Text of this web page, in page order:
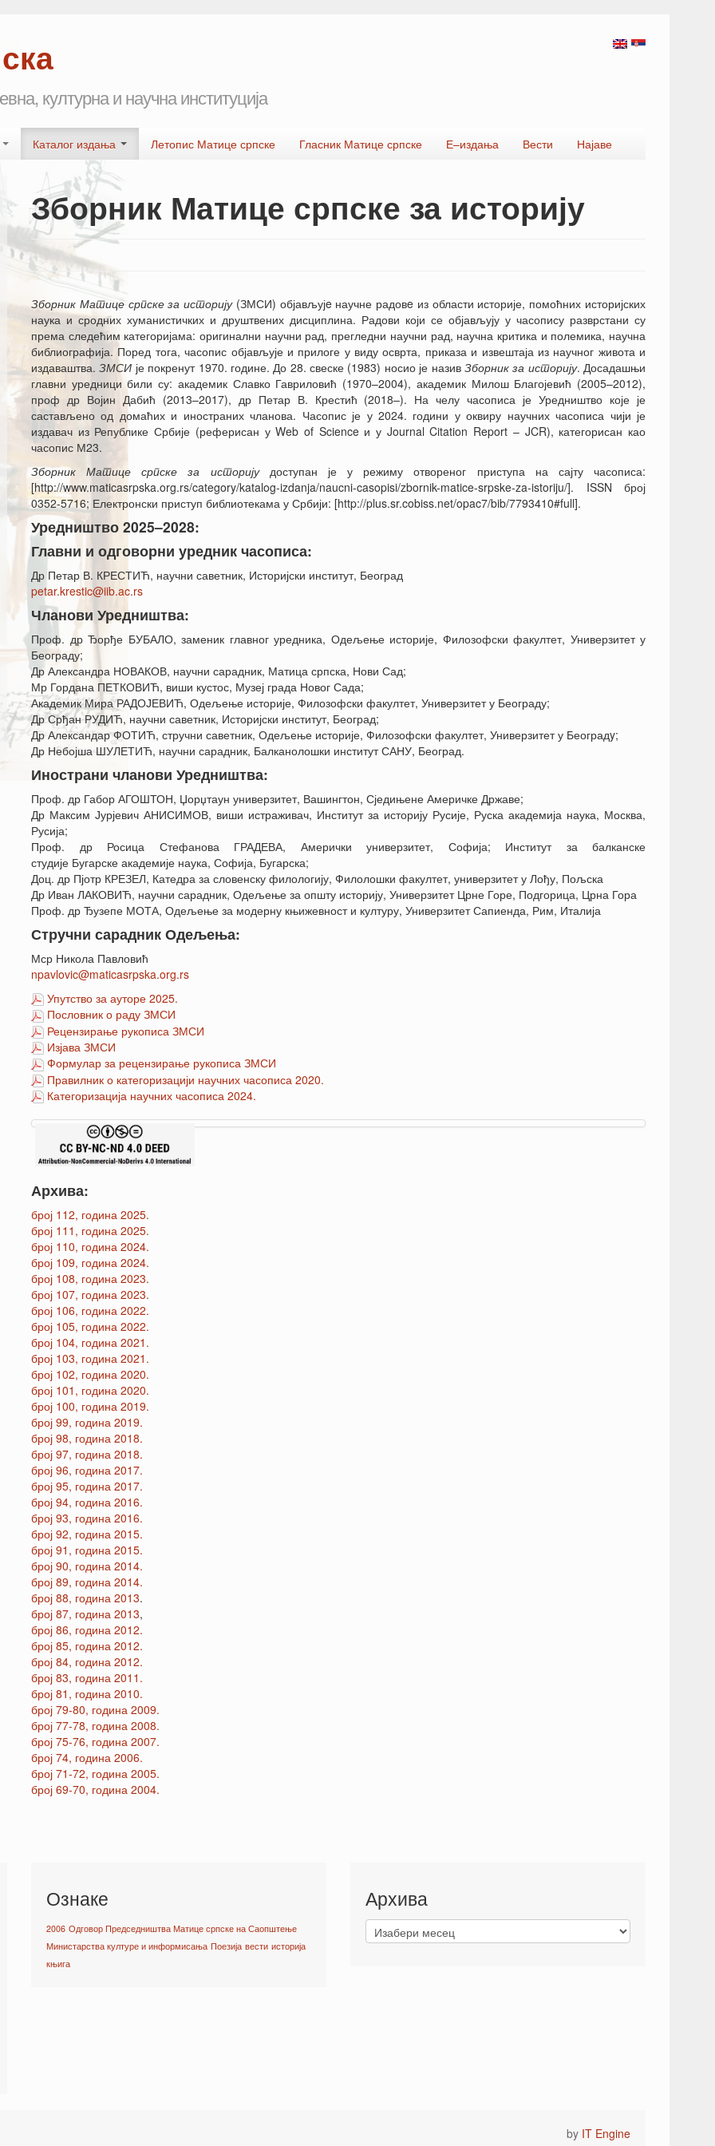
културна и научна институција
Каталог издања Летопис Матице српске Гласник Матице српске Е–издања Вести Најаве
Зборник Матице српске за историју
Зборник Матице српске за историју(ЗМСИ) објављујe научне радовe из области историје, помоћних историјских
наука и сродних хуманистичких и друштвених дисциплина. Радови који се објављују у часопису разврстани су
према следећим категоријама: оригинални научни рад, прегледни научни рад, научна критика и полемика, научна
библиографија. Поред тога, часопис објављује и прилоге у виду осврта, приказа и извештаја из научног живота и
издаваштва.ЗМСИ је покренут 1970. године. До 28. свеске (1983) носио је назив Зборник за историју. Досадашњи
главни уредници били су: академик Славко Гавриловић (1970–2004), академик Милош Благојевић (2005–2012),
проф др Војин Дабић (2013–2017), др Петар В. Крестић (2018–). На челу часописа је Уредништво које је
састављено од домаћих и иностраних чланова. Часопис је у 2024. години у оквиру научних часописа чији је
издавач из Републике Србије (реферисан у Web of Science и у Journal Citation Report – JCR), категорисан као
часопис М23.
Зборник Матице српске за историјудоступан је у режиму отвореног приступа на сајту часописа:
[http://www.maticasrpska.org.rs/category/katalog-izdanja/naucni-casopisi/zbornik-matice-srpske-za-istoriju/]. ISSN број
0352-5716; Електронски приступ библиотекама у Србији: [http://plus.sr.cobiss.net/opac7/bib/7793410#full].
Уредништво 2025–2028:
Главни и одговорни уредник часописа:
Др Петар В. КРЕСТИЋ, научни саветник, Историјски институт, Београд
petar.krestic@iib.ac.rs
Чланови Уредништва:
Проф. др Ђорђе БУБАЛО, заменик главног уредника, Одељење историје, Филозофски факултет, Универзитет у
Београду;
Др Александра НОВАКОВ, научни сарадник, Матица српска, Нови Сад;
Мр Гордана ПЕТКОВИЋ, виши кустос, Музеј града Новог Сада;
Академик Мира РАДОЈЕВИЋ, Одељење историје, Филозофски факултет, Универзитет у Београду;
Др Срђан РУДИЋ, научни саветник, Историјски институт, Београд;
Др Александар ФОТИЋ, стручни саветник, Одељење историје, Филозофски факултет, Универзитет у Београдy;
Др Небојша ШУЛЕТИЋ, научни сарадник, Балканолошки институт САНУ, Београд.
Инострани чланови Уредништва:
Проф. др Габор АГОШТОН, Џорџтаун универзитет, Вашингтон, Сједињене Америчке Државе;
Др Максим Јурјевич АНИСИМОВ, виши истраживач, Институт за историју Русије, Руска академија наука, Москва,
Русија;
Проф. др Росица Стефанова ГРАДЕВА, Амерички универзитет, Софија; Институт за балканске
студије Бугарске академије наука, Софија, Бугарска;
Доц. др Пјотр КРЕЗЕЛ, Катедра за словенску филологију, Филолошки факултет, универзитет у Лођу, Пољска
Др Иван ЛАКОВИЋ, научни сарадник, Одељење за општу историју, Универзитет Црне Горе, Подгорица, Црна Гора
Проф. др Ђузепе МОТА, Одељење за модерну књижевност и културу, Универзитет Сапиенда, Рим, Италија
Стручни сарадник Одељења:
Мср Никола Павловић
npavlovic@maticasrpska.org.rs
Упутство за ауторе 2025.
Пословник о раду ЗМСИ
Рецензирање рукописа ЗМСИ
Изјава ЗМСИ
Формулар за рецензирање рукописа ЗМСИ
Правилник о категоризацији научних часописа 2020.
Категоризација научних часописа 2024.
Архива:
број 112, година 2025.
број 111, година 2025.
број 110, година 2024.
број 109, година 2024.
број 108, година 2023.
број 107, година 2023.
број 106, година 2022.
број 105, година 2022.
број 104, година 2021.
број 103, година 2021.
број 102, година 2020.
број 101, година 2020.
број 100, година 2019.
број 99, година 2019.
број 98, година 2018.
број 97, година 2018.
број 96, година 2017.
број 95, година 2017.
број 94, година 2016.
број 93, година 2016.
број 92, година 2015.
број 91, година 2015.
број 90, година 2014.
број 89, година 2014.
број 88, година 2013.
број 87, година 2013,
број 86, година 2012.
број 85, година 2012.
број 84, година 2012.
број 83, година 2011.
број 81, година 2010.
број 79-80, година 2009.
број 77-78, година 2008.
број 75-76, година 2007.
број 74, година 2006.
број 71-72, година 2005.
број 69-70, година 2004.
Ознаке
2006 Одговор Председништва Матице српске на Саопштење
Министарства културе и информисања Поезија вести историја
књига
Архива
by IT Engine